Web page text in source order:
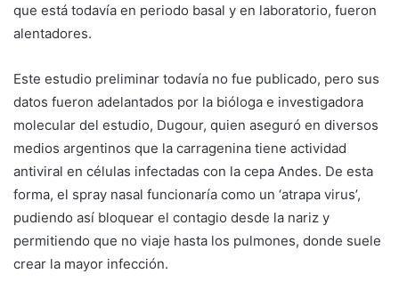
que está todavía en periodo basal y en laboratorio, fueron
alentadores.
Este estudio preliminar todavía no fue publicado, pero sus
datos fueron adelantados por la bióloga e investigadora
molecular del estudio, Dugour, quien aseguró en diversos
medios argentinos que la carragenina tiene actividad
antiviral en células infectadas con la cepa Andes. De esta
forma, el spray nasal funcionaría como un ‘atrapa virus’,
pudiendo así bloquear el contagio desde la nariz y
permitiendo que no viaje hasta los pulmones, donde suele
crear la mayor infección.